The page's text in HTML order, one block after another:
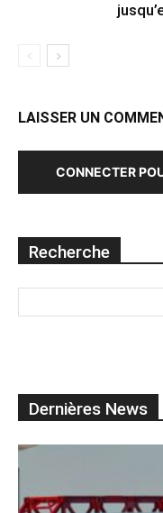
LAISSER UN
CONNECTER
Recherche
Dernières News